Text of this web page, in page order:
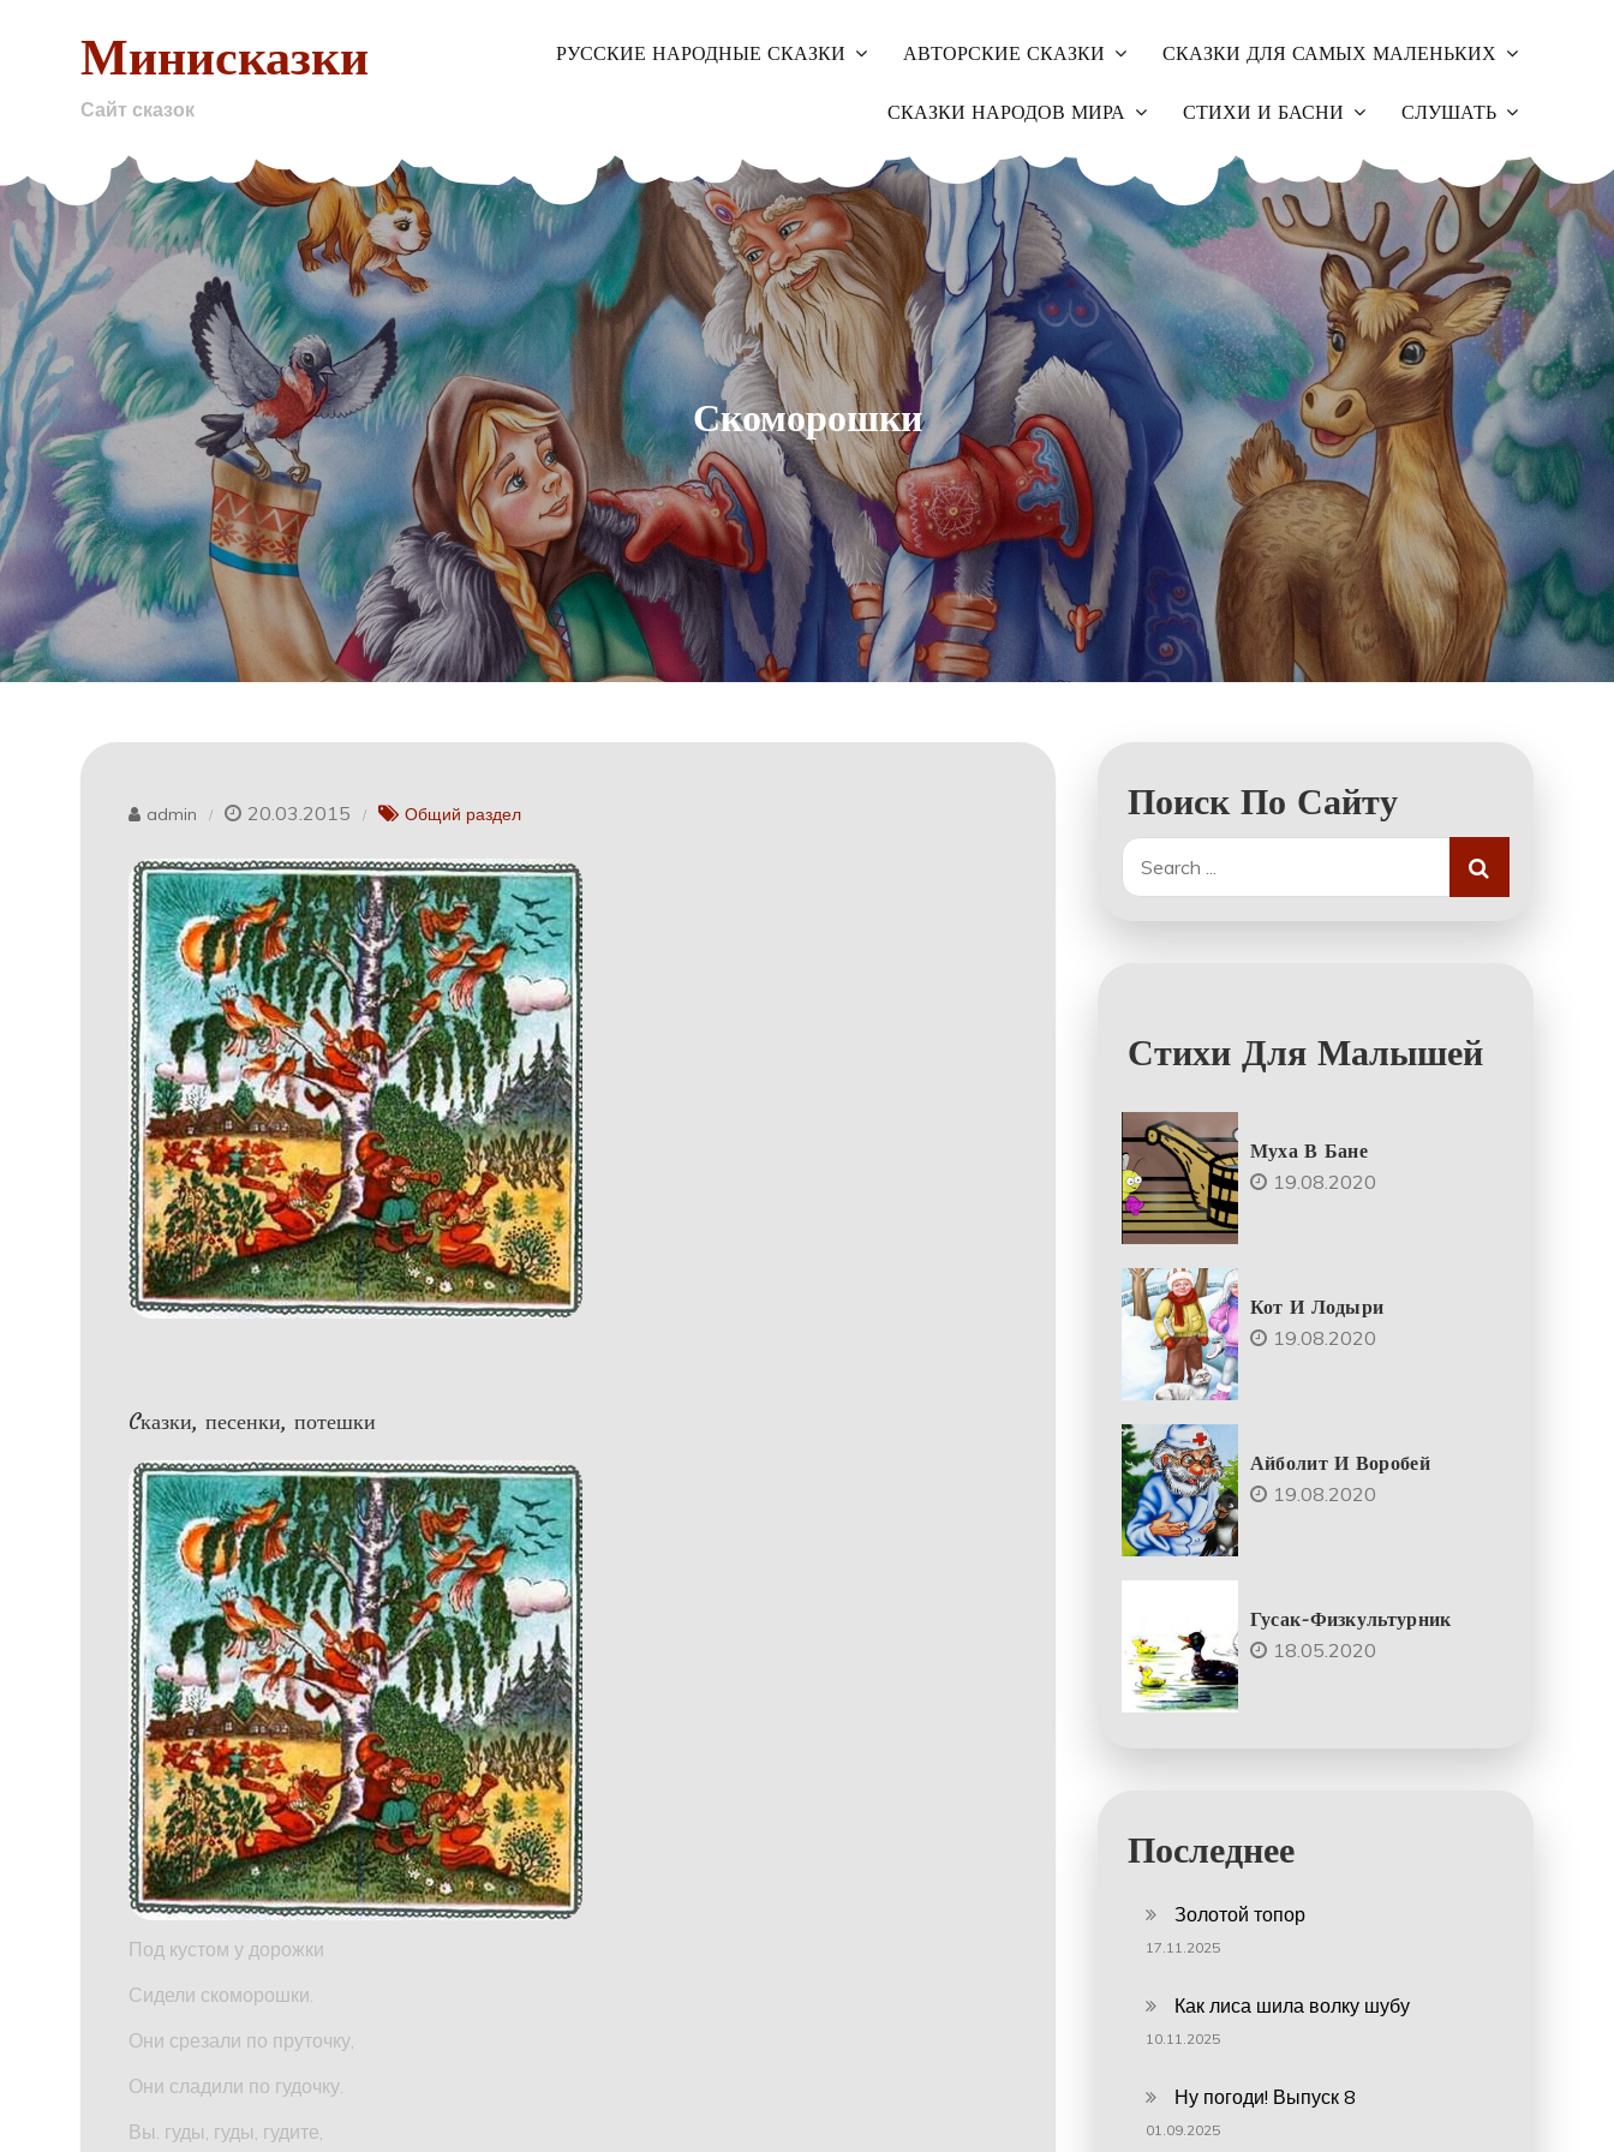
Минисказки
Сайт сказок
РУССКИЕ НАРОДНЫЕ СКАЗКИ АВТОРСКИЕ СКАЗКИ СКАЗКИ ДЛЯ САМЫХ МАЛЕНЬКИХ
СКАЗКИ НАРОДОВ МИРА СТИХИ И БАСНИ СЛУШАТЬ
Скоморошки
admin 20.03.2015 Общий раздел
Cказки, песенки, потешки
Под кустом у дорожки
Сидели скоморошки.
Они срезали по пруточку,
Они сладили по гудочку.
Вы. гуды, гуды, гудите,
Поиск По Сайту
Search
for:
Стихи Для Малышей
Муха В Бане
19.08.2020
Кот И Лодыри
19.08.2020
Айболит И Воробей
19.08.2020
Гусак-Физкультурник
18.05.2020
Последнее
Золотой топор
17.11.2025
Как лиса шила волку шубу
10.11.2025
Ну погоди! Выпуск 8
01.09.2025